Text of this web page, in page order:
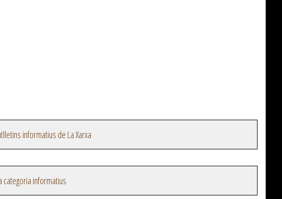
informatius de La Xarxa
informatius